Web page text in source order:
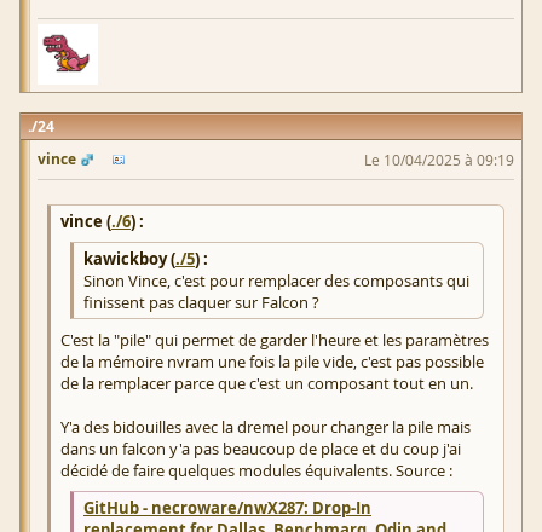
24
vince
Le 10/04/2025 à 09:19
vince (./6) :
kawickboy (./5) :
Sinon Vince, c'est pour remplacer des composants qui
finissent pas claquer sur Falcon ?
C'est la "pile" qui permet de garder l'heure et les paramètres
de la mémoire nvram une fois la pile vide, c'est pas possible
de la remplacer parce que c'est un composant tout en un.
Y'a des bidouilles avec la dremel pour changer la pile mais
dans un falcon y'a pas beaucoup de place et du coup j'ai
décidé de faire quelques modules équivalents. Source :
GitHub - necroware/nwX287: Drop-In